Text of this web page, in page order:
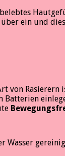
ein und
von Rasierern
Wasser